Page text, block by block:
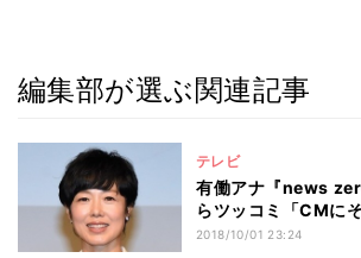
編集部が選ぶ関連記事
テレビ
有働アナ『news
らツッコミ「CMに
2018/10/01 23:24